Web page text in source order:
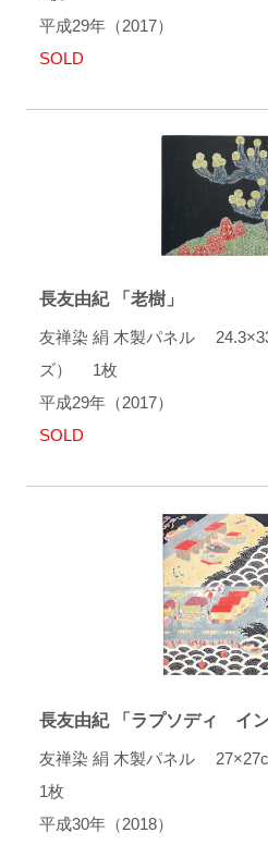
平成29年（2017）
SOLD
長友由紀 「老樹」
友禅染 絹 木製パネル
ズ） 1枚
平成29年（2017）
SOLD
長友由紀 「ラプソディ イ
友禅染 絹 木製パネル
1枚
平成30年（2018）